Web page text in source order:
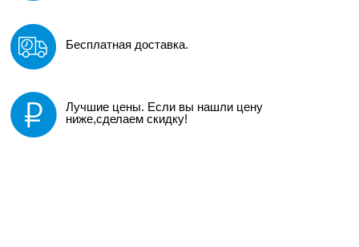
Бесплатная доставка.
Лучшие цены. Если вы нашли цену
ниже,сделаем скидку!